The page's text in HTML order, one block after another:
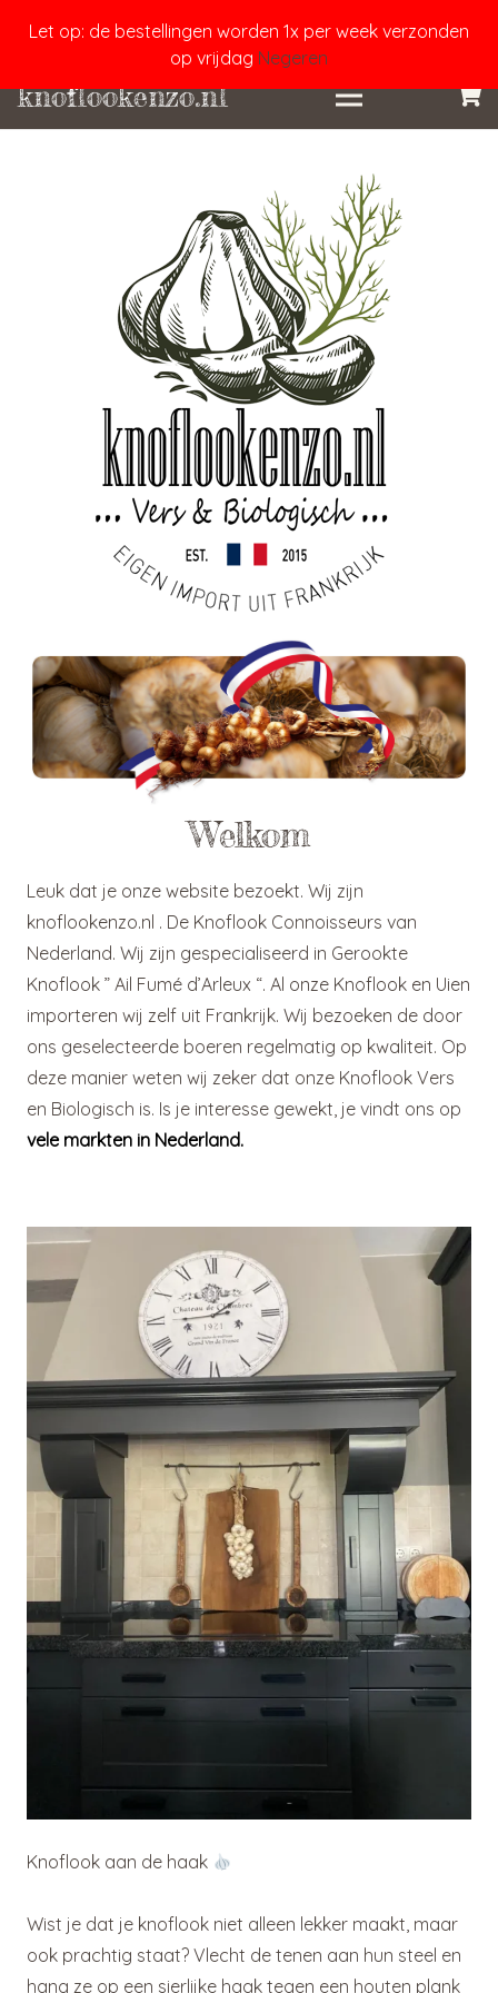
Let op: de bestellingen worden 1x per week verzonden
op vrijdag Negeren
knoflookenzo.nl
Welkom
Leuk dat je onze website bezoekt. Wij zijn
knoflookenzo.nl . De Knoflook Connoisseurs van
Nederland. Wij zijn gespecialiseerd in Gerookte
Knoflook ” Ail Fumé d’Arleux “. Al onze Knoflook en Uien
importeren wij zelf uit Frankrijk. Wij bezoeken de door
ons geselecteerde boeren regelmatig op kwaliteit. Op
deze manier weten wij zeker dat onze Knoflook Vers
en Biologisch is. Is je interesse gewekt, je vindt ons op
vele markten in Nederland.
Knoflook aan de haak
Wist je dat je knoflook niet alleen lekker maakt, maar
ook prachtig staat? Vlecht de tenen aan hun steel en
hang ze op een sierlijke haak tegen een houten plank